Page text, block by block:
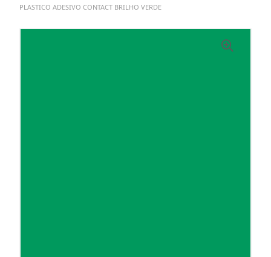
PLASTICO ADESIVO CONTACT BRILHO VERDE